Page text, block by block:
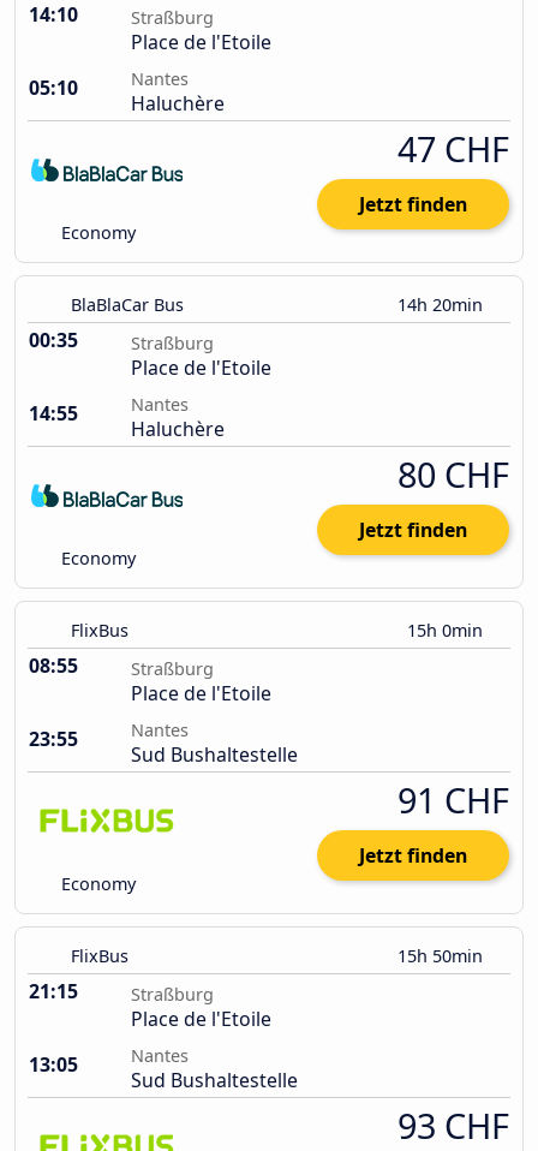
14:10 Straßburg
Place de l'Etoile
05:10
Nantes
Haluchère
Economy
47 CHF
Jetzt finden
BlaBlaCar Bus 14h 20min
00:35 Straßburg
Place de l'Etoile
14:55
Nantes
Haluchère
Economy
80 CHF
Jetzt finden
FlixBus 15h 0min
08:55 Straßburg
Place de l'Etoile
23:55
Nantes
Sud Bushaltestelle
Economy
91 CHF
Jetzt finden
FlixBus 15h 50min
21:15 Straßburg
Place de l'Etoile
13:05
Nantes
Sud Bushaltestelle
93 CHF